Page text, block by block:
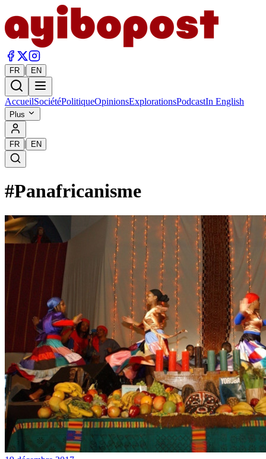
FR | EN
AccueilSociétéPolitiqueOpinionsExplorationsPodcastIn English
Plus
FR | EN
#Panafricanisme